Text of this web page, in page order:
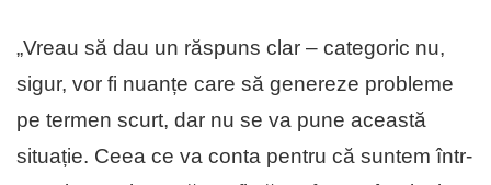
„Vreau să dau un răspuns clar – categoric nu,
sigur, vor fi nuanțe care să genereze probleme
pe termen scurt, dar nu se va pune această
situație. Ceea ce va conta pentru că suntem într-